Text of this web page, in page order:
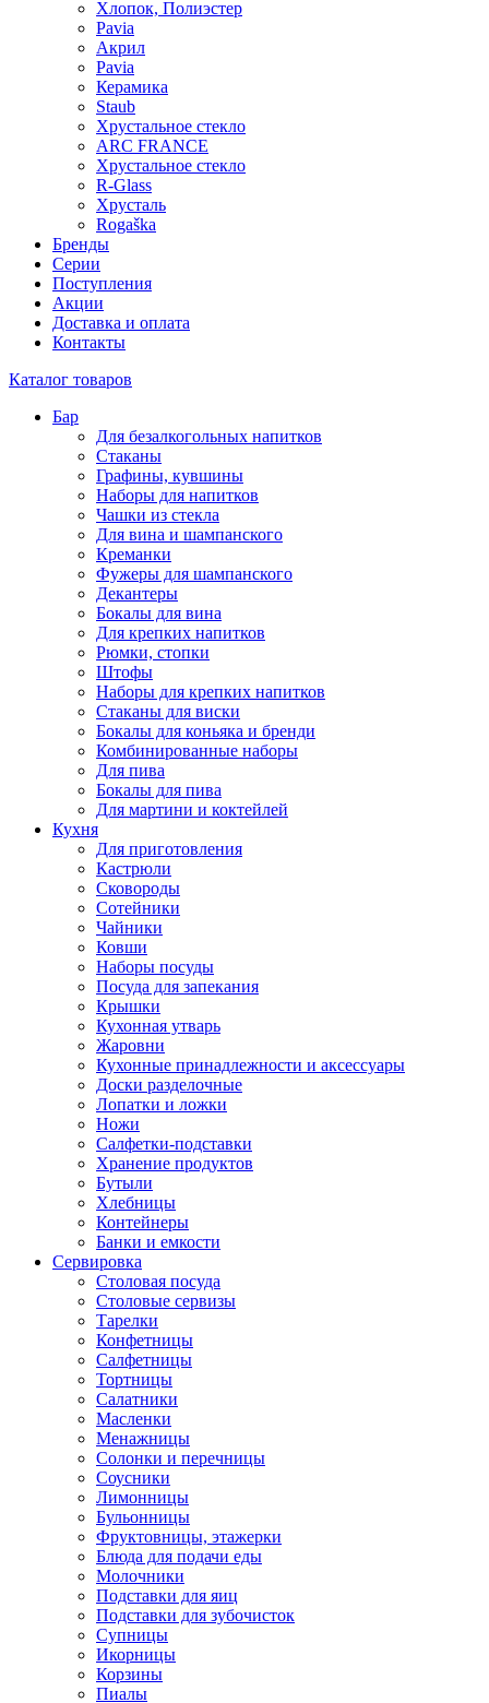
Хлопок, Полиэстер
Pavia
Акрил
Pavia
Керамика
Staub
Хрустальное стекло
ARC FRANCE
Хрустальное стекло
R-Glass
Хрусталь
Rogaška
Бренды
Серии
Поступления
Акции
Доставка и оплата
Контакты
Каталог товаров
Бар
Для безалкогольных напитков
Стаканы
Графины, кувшины
Наборы для напитков
Чашки из стекла
Для вина и шампанского
Креманки
Фужеры для шампанского
Декантеры
Бокалы для вина
Для крепких напитков
Рюмки, стопки
Штофы
Наборы для крепких напитков
Стаканы для виски
Бокалы для коньяка и бренди
Комбинированные наборы
Для пива
Бокалы для пива
Для мартини и коктейлей
Кухня
Для приготовления
Кастрюли
Сковороды
Сотейники
Чайники
Ковши
Наборы посуды
Посуда для запекания
Крышки
Кухонная утварь
Жаровни
Кухонные принадлежности и аксессуары
Доски разделочные
Лопатки и ложки
Ножи
Салфетки-подставки
Хранение продуктов
Бутыли
Хлебницы
Контейнеры
Банки и емкости
Сервировка
Столовая посуда
Столовые сервизы
Тарелки
Конфетницы
Салфетницы
Тортницы
Салатники
Масленки
Менажницы
Солонки и перечницы
Соусники
Лимонницы
Бульонницы
Фруктовницы, этажерки
Блюда для подачи еды
Молочники
Подставки для яиц
Подставки для зубочисток
Супницы
Икорницы
Корзины
Пиалы